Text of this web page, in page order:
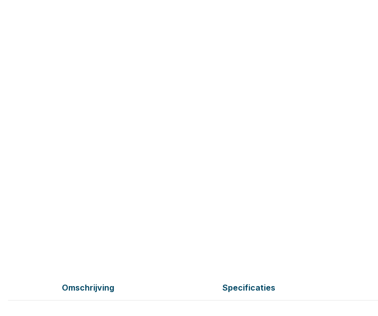
Omschrijving Specificaties